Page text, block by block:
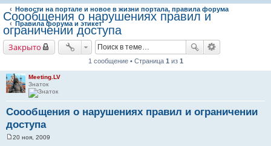
Новости на портале и новое в жизни портала, правила форума
Правила форума и этикет
Соообщения о нарушениях правил и
ограничении доступа
Закрыто
1 сообщение • Страница 1 из 1
Meeting.LV
Знаток
Соообщения о нарушениях правил и ограничении
доступа
20 ноя, 2009